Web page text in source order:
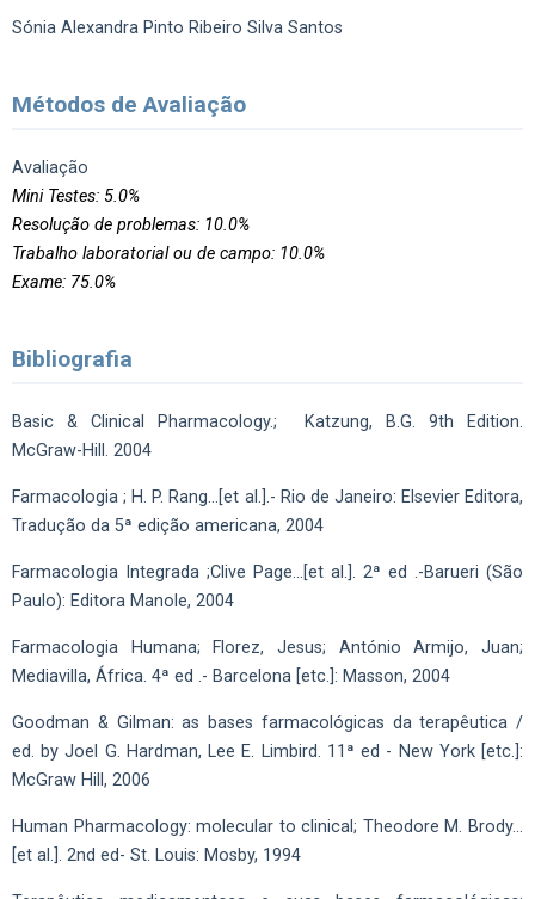
Sónia Alexandra Pinto Ribeiro Silva Santos
Métodos de Avaliação
Avaliação
Mini Testes: 5.0%
Resolução de problemas: 10.0%
Trabalho laboratorial ou de campo: 10.0%
Exame: 75.0%
Bibliografia
Basic & Clinical Pharmacology.; Katzung, B.G. 9th Edition.
McGraw-Hill. 2004
Farmacologia ; H. P. Rang...[et al.].- Rio de Janeiro: Elsevier Editora,
Tradução da 5ª edição americana, 2004
Farmacologia Integrada ;Clive Page...[et al.]. 2ª ed .-Barueri (São
Paulo): Editora Manole, 2004
Farmacologia Humana; Florez, Jesus; António Armijo, Juan;
Mediavilla, África. 4ª ed .- Barcelona [etc.]: Masson, 2004
Goodman & Gilman: as bases farmacológicas da terapêutica /
ed. by Joel G. Hardman, Lee E. Limbird. 11ª ed - New York [etc.]:
McGraw Hill, 2006
Human Pharmacology: molecular to clinical; Theodore M. Brody...
[et al.]. 2nd ed- St. Louis: Mosby, 1994